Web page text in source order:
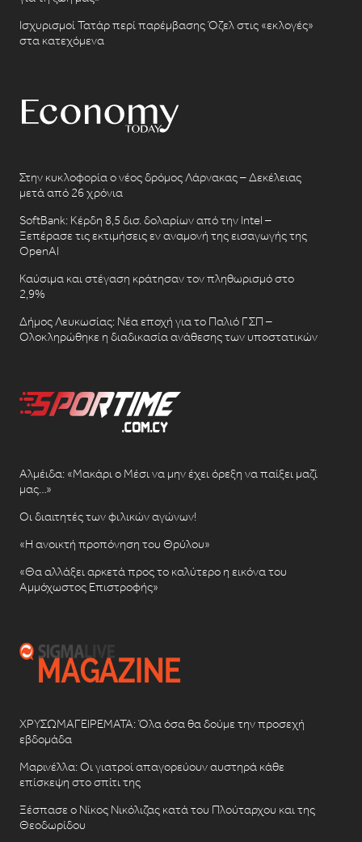
Ισχυρισμοί Τατάρ περί παρέμβασης Όζελ στις «εκλογές»
στα κατεχόμενα
Στην κυκλοφορία ο νέος δρόμος Λάρνακας – Δεκέλειας
μετά από 26 χρόνια
SoftBank: Κέρδη 8,5 δισ. δολαρίων από την Intel –
Ξεπέρασε τις εκτιμήσεις εν αναμονή της εισαγωγής της
OpenAI
Καύσιμα και στέγαση κράτησαν τον πληθωρισμό στο
2,9%
Δήμος Λευκωσίας: Νέα εποχή για το Παλιό ΓΣΠ –
Ολοκληρώθηκε η διαδικασία ανάθεσης των υποστατικών
Αλμέιδα: «Μακάρι ο Μέσι να μην έχει όρεξη να παίξει μαζί
μας…»
Οι διαιτητές των φιλικών αγώνων!
«Η ανοικτή προπόνηση του Θρύλου»
«Θα αλλάξει αρκετά προς το καλύτερο η εικόνα του
Αμμόχωστος Επιστροφής»
ΧΡΥΣΩΜΑΓΕΙΡΕΜΑΤΑ: Όλα όσα θα δούμε την προσεχή
εβδομάδα
Μαρινέλλα: Οι γιατροί απαγορεύουν αυστηρά κάθε
επίσκεψη στο σπίτι της
Ξέσπασε ο Νίκος Νικόλιζας κατά του Πλούταρχου και της
Θεοδωρίδου